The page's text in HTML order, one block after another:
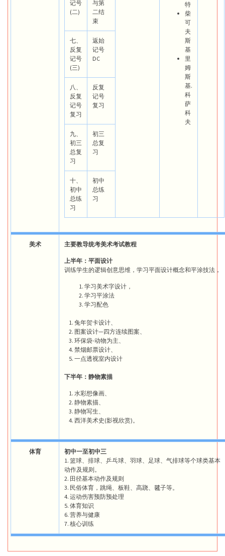
特
柴
可
夫
斯
基
里
姆
斯
基.
科
萨
科
夫
记号
(二)
与第
二结
束
七、
反复
记号
(三)
返始
记号
DC
八、
反复
记号
复习
反复
记号
复习
九、
初三
总复
习
初三
总复
习
十、
初中
总练
习
初中
总练
习
美术 主要教导统考美术考试教程
上半年：平面设计
训练学生的逻辑创意思维，学习平面设计概念和平涂技法，
学习美术字设计，
学习平涂法
学习配色
兔年贺卡设计、
图案设计—四方连续图案、
环保袋-动物为主、
禁烟邮票设计、
一点透视室内设计
下半年：静物素描
水彩想像画、
静物素描、
静物写生、
西洋美术史(影视欣赏)。
体育
初中一至初中三
1. 篮球、排球、乒乓球、羽球、足球、气排球等个球类基本
动作及规则。
2. 田径基本动作及规则
3. 民俗体育，跳绳、板鞋、高跷、毽子等。
4. 运动伤害预防预处理
5. 体育知识
6. 营养与健康
7. 核心训练